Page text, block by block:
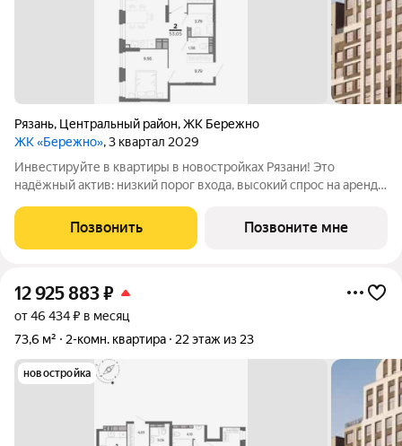
Рязань, Центральный район,ЖК Бережно
ЖК «Бережно», 3 квартал 2029
Инвестируйте в квартиры в новостройках Рязани! Это
надёжный актив: низкий порог входа, высокий спрос на аренду
Жилой квартал «Бережно» это проект класса Бизнес,
созданный с уважением к городу и
Позвонить Позвоните мне
12 925 883₽
от 46 434 ₽ в месяц
73,6 м²
2-комн. квартира 22 этаж из 23
новостройка